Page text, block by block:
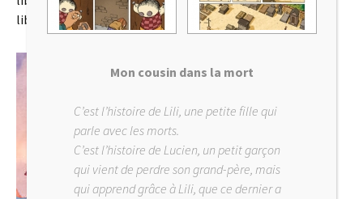
libraires):
Mon cousin dans la mort
C’est l’histoire de Lili, une petite fille qui
parle avec les morts.
C’est l’histoire de Lucien, un petit garçon
qui vient de perdre son grand-père, mais
qui apprend grâce à Lili, que ce dernier a